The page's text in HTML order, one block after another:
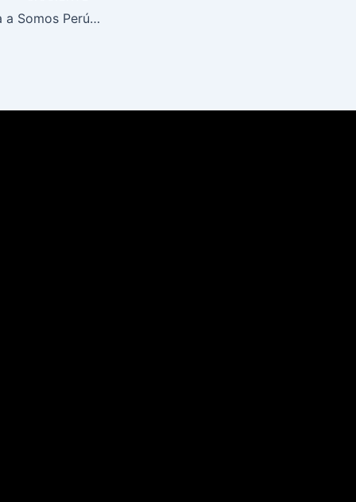
José Jerí renuncia a Somos Perú tras 13 años de militancia